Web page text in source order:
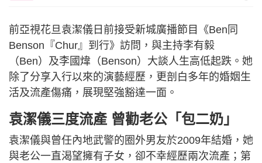
前亞視花旦袁潔儀日前接受新城廣播節目《Ben同
Benson『Chur』到行》訪問，與主持李有毅
（Ben）及李國煒（Benson）大談人生高低起跌。她
除了分享入行以來的演藝經歷，更剖白多年的婚姻生
活及流產傷痛，展現堅強豁達一面。
袁潔儀三度流產 曾勸老公「包二奶」
袁潔儀與曾任內地武警的圈外男友於2009年結婚，她
與老公一直渴望擁有子女，卻不幸經歷兩次流產；第